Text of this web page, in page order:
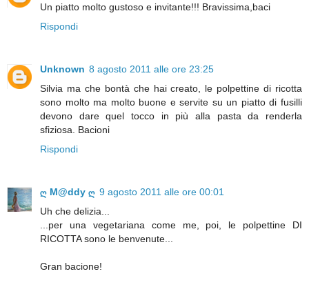
Un piatto molto gustoso e invitante!!! Bravissima,baci
Rispondi
Unknown 8 agosto 2011 alle ore 23:25
Silvia ma che bontà che hai creato, le polpettine di ricotta
sono molto ma molto buone e servite su un piatto di fusilli
devono dare quel tocco in più alla pasta da renderla
sfiziosa. Bacioni
Rispondi
ღ M@ddy ღ 9 agosto 2011 alle ore 00:01
Uh che delizia...
...per una vegetariana come me, poi, le polpettine DI
RICOTTA sono le benvenute...
Gran bacione!